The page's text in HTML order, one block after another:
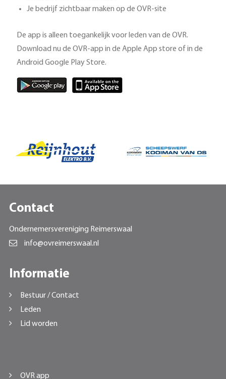
Je bedrijf zichtbaar maken op de OVR-site
De app is alleen toegankelijk voor leden van de OVR.
Download nu de OVR-app in de Apple App store of in de
Android Google Play Store.
Contact
Ondernemersvereniging Reimerswaal
info@ovreimerswaal.nl
Informatie
Bestuur / Contact
Leden
Lid worden
OVR app